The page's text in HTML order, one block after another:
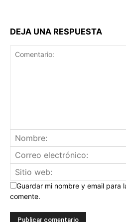
DEJA UNA RESPUESTA
Guardar mi nombre y email para
comente.